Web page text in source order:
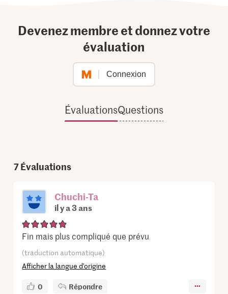
Devenez membre et donnez votre
évaluation
Connexion
ÉvaluationsQuestions
7Évaluations
Chuchi-Ta
il y a 3 ans
Fin mais plus compliqué que prévu
(traduction automatique)
Afficher la langue d’origine
0 Répondre